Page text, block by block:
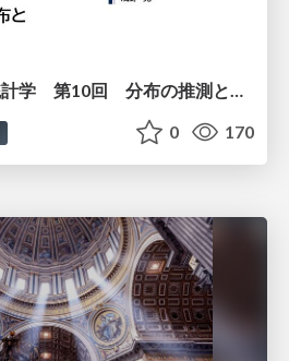
2026年度春学期 統計学 第10回 分布の推測とは － 標本調査，度数分布と確率分布 (2026. 6. 4)
0 170